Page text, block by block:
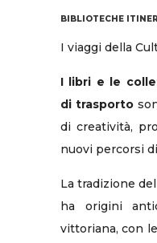
BIBLIOTECHE
I viaggi della
I libri e le
di trasporto
di creatività,
nuovi percorsi
La tradizione
ha origini
vittoriana, con